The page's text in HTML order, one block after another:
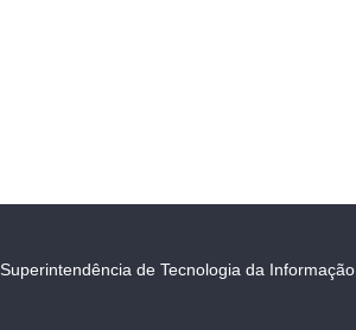
Superintendência de Tecnologia da Informação